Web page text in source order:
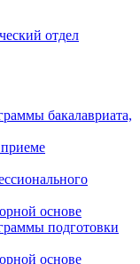
отдел
бакалавриата,
основе
подготовки
основе